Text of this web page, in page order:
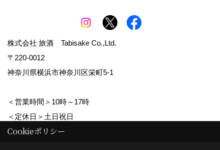
株式会社 旅酒 Tabisake Co.,Ltd.
〒220-0012
神奈川県横浜市神奈川区栄町5-1
＜営業時間＞10時～17時
＜定休日＞土日祝日
Cookieポリシー